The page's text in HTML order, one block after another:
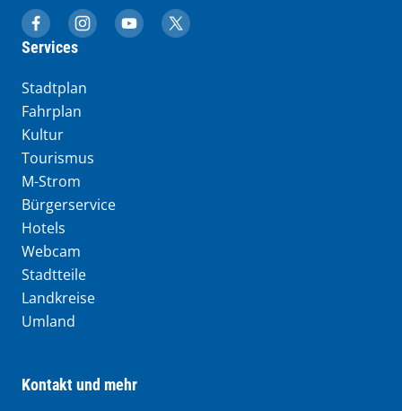
muenchen.de auf Facebook
muenchen.de auf Instagram
muenchen.de auf YouTube
muenchen.de auf X
Services
Stadtplan
Fahrplan
Kultur
Tourismus
M-Strom
Bürgerservice
Hotels
Webcam
Stadtteile
Landkreise
Umland
Kontakt und mehr